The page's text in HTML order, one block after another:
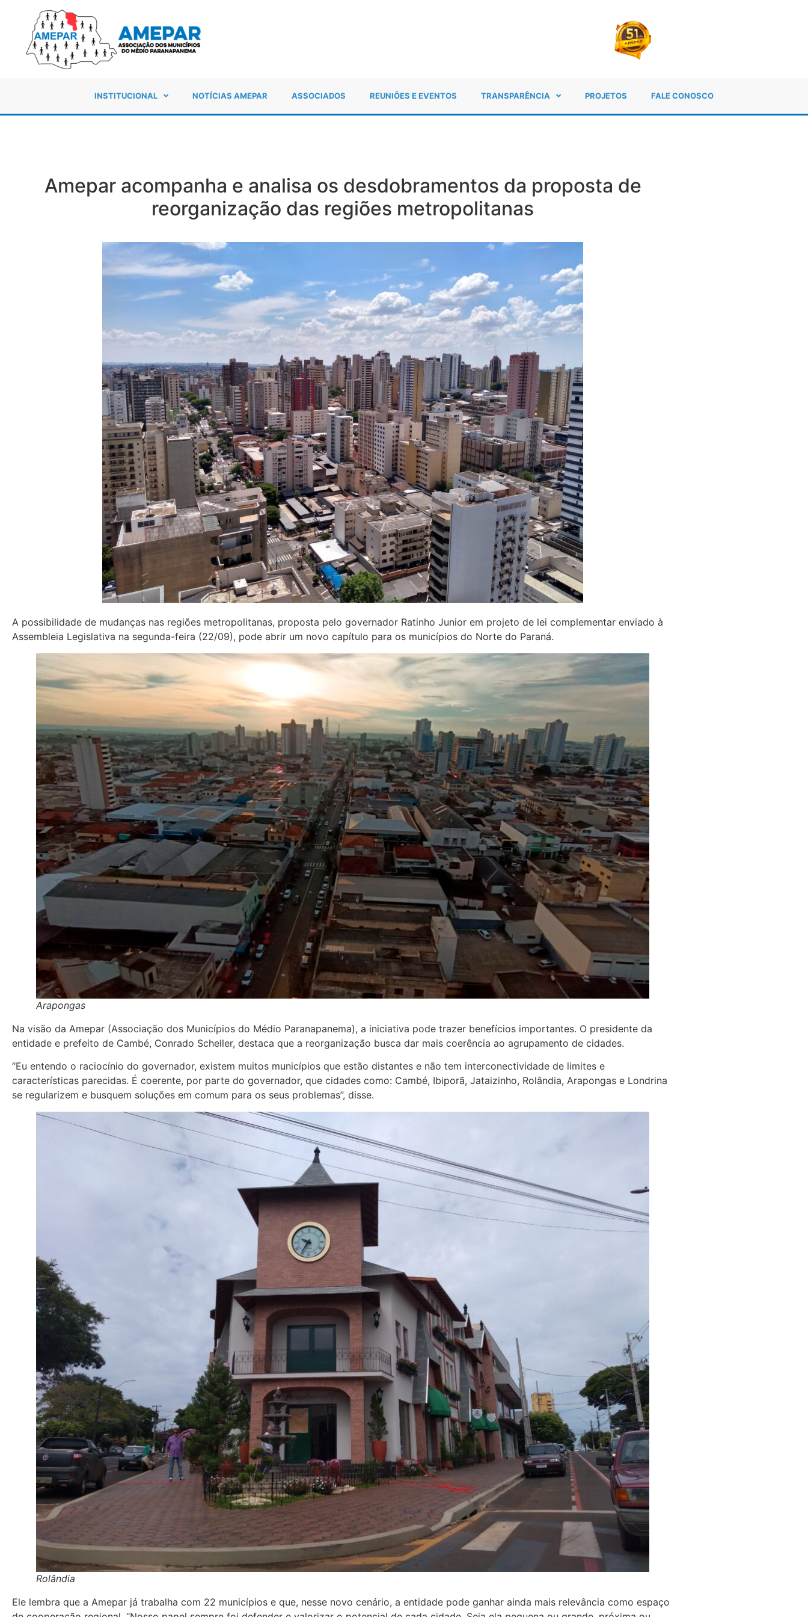
INSTITUCIONAL NOTÍCIAS AMEPAR ASSOCIADOS REUNIÕES E EVENTOS TRANSPARÊNCIA PROJETOS FALE CONOSCO
Amepar acompanha e analisa os desdobramentos da proposta de
reorganização das regiões metropolitanas
A possibilidade de mudanças nas regiões metropolitanas, proposta pelo governador Ratinho Junior em projeto de lei complementar enviado à
Assembleia Legislativa na segunda-feira (22/09), pode abrir um novo capítulo para os municípios do Norte do Paraná.
Arapongas
Na visão da Amepar (Associação dos Municípios do Médio Paranapanema), a iniciativa pode trazer benefícios importantes. O presidente da
entidade e prefeito de Cambé, Conrado Scheller, destaca que a reorganização busca dar mais coerência ao agrupamento de cidades.
“Eu entendo o raciocínio do governador, existem muitos municípios que estão distantes e não tem interconectividade de limites e
características parecidas. É coerente, por parte do governador, que cidades como: Cambé, Ibiporã, Jataizinho, Rolândia, Arapongas e Londrina
se regularizem e busquem soluções em comum para os seus problemas”, disse.
Rolândia
Ele lembra que a Amepar já trabalha com 22 municípios e que, nesse novo cenário, a entidade pode ganhar ainda mais relevância como espaço